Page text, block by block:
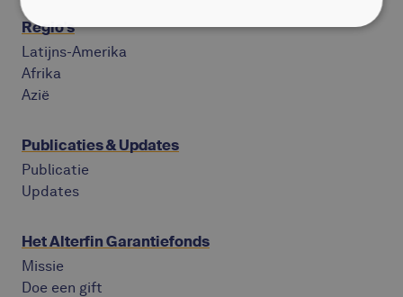
Regio's
Latijns-Amerika
Afrika
Azië
Publicaties & Updates
Publicatie
Updates
Het Alterfin Garantiefonds
Missie
Doe een gift